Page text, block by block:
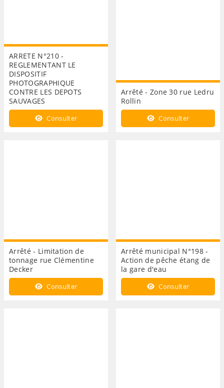
ARRETE N°210 -
REGLEMENTANT LE
DISPOSITIF
PHOTOGRAPHIQUE
CONTRE LES DEPOTS
SAUVAGES
Consulter
Arrêté - Zone 30 rue Ledru
Rollin
Consulter
Arrêté - Limitation de
tonnage rue Clémentine
Decker
Consulter
Arrêté municipal N°198 -
Action de pêche étang de
la gare d'eau
Consulter